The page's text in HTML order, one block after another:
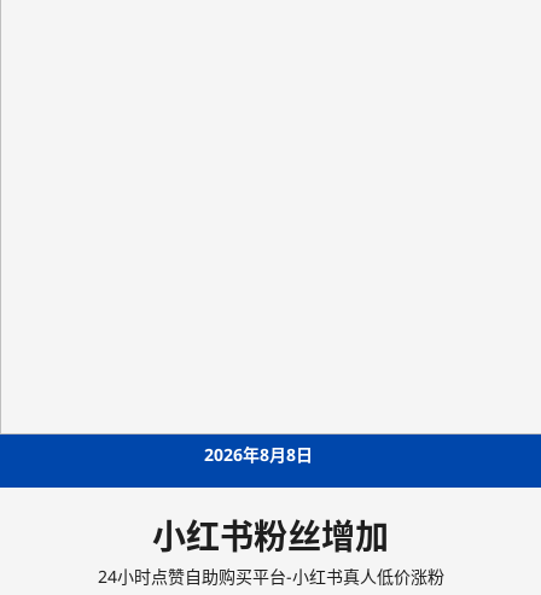
2026年8月8日
小红书粉丝增加
24小时点赞自助购买平台-小红书真人低价涨粉